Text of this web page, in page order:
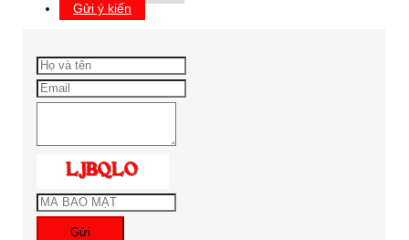
Gửi ý kiến
Gửi